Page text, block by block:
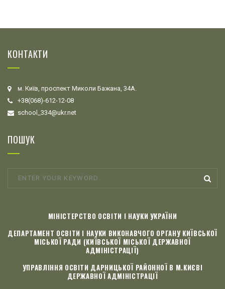
КОНТАКТИ
м. Київ, проспект Миколи Бажана, 34А.
+38(068)-612-12-08
school_334@ukr.net
ПОШУК
МІНІСТЕРСТВО ОСВІТИ І НАУКИ УКРАЇНИ
ДЕПАРТАМЕНТ ОСВІТИ І НАУКИ ВИКОНАВЧОГО ОРГАНУ КИЇВСЬКОЇ
МІСЬКОЇ РАДИ (КИЇВСЬКОЇ МІСЬКОЇ ДЕРЖАВНОЇ
АДМІНІСТРАЦІЇ)
УПРАВЛІННЯ ОСВІТИ ДАРНИЦЬКОЇ РАЙОННОЇ В М.КИЄВІ
ДЕРЖАВНОЇ АДМІНІСТРАЦІЇ